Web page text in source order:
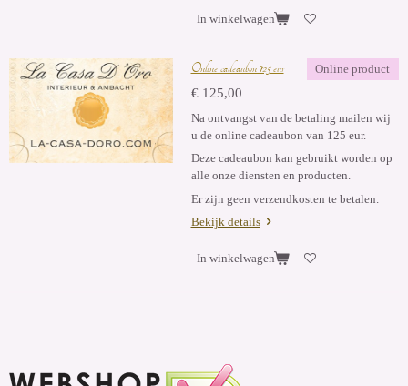
In winkelwagen
Online product
Online cadeaubon 125 eur
€ 125,00
Na ontvangst van de betaling mailen wij
u de online cadeaubon van 125 eur.
Deze cadeaubon kan gebruikt worden op
alle onze diensten en producten.
Er zijn geen verzendkosten te betalen.
Bekijk details
In winkelwagen